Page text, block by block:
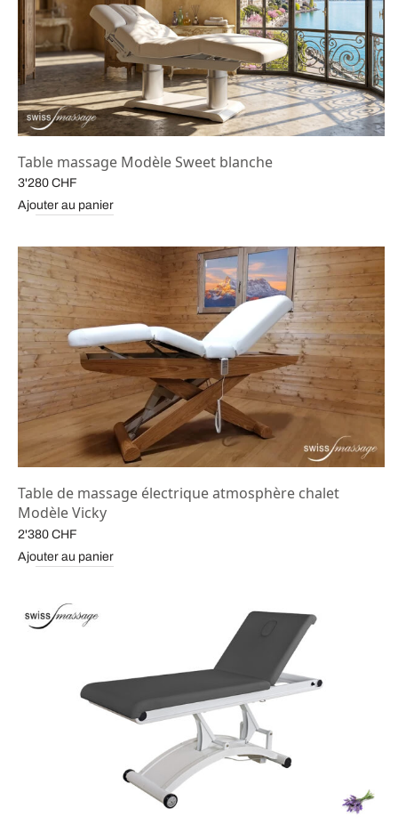
Table massage Modèle Sweet blanche
3'280 CHF
Ajouter au panier
Table de massage électrique atmosphère chalet
Modèle Vicky
2'380 CHF
Ajouter au panier